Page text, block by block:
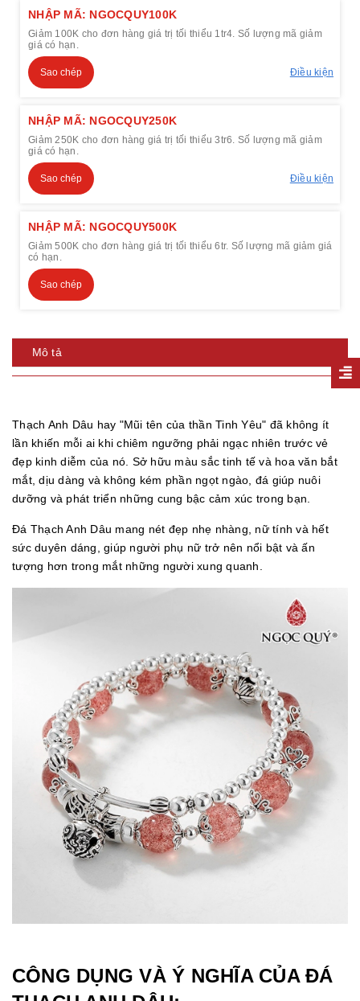
NHẬP MÃ: NGOCQUY100K
Giảm 100K cho đơn hàng giá trị tối thiểu 1tr4. Số lượng mã giảm
giá có hạn.
Sao chép Điều kiện
NHẬP MÃ: NGOCQUY250K
Giảm 250K cho đơn hàng giá trị tối thiểu 3tr6. Số lượng mã giảm
giá có hạn.
Sao chép Điều kiện
NHẬP MÃ: NGOCQUY500K
Giảm 500K cho đơn hàng giá trị tối thiểu 6tr. Số lượng mã giảm giá
có hạn.
Sao chép
Mô tả
Thạch Anh Dâu hay "Mũi tên của thần Tinh Yêu" đã không ít
lần khiến mỗi ai khi chiêm ngưỡng phải ngạc nhiên trước vẻ
đẹp kinh diễm của nó. Sở hữu màu sắc tinh tế và hoa văn bắt
mắt, dịu dàng và không kém phần ngọt ngào, đá giúp nuôi
dưỡng và phát triển những cung bậc cảm xúc trong bạn.
Đá Thạch Anh Dâu mang nét đẹp nhẹ nhàng, nữ tính và hết
sức duyên dáng, giúp người phụ nữ trở nên nổi bật và ấn
tượng hơn trong mắt những người xung quanh.
CÔNG DỤNG VÀ Ý NGHĨA CỦA ĐÁ